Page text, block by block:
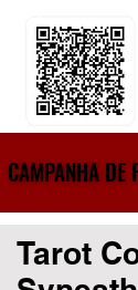
CAMPANHA DE
CAMPANHA DE
Tarot